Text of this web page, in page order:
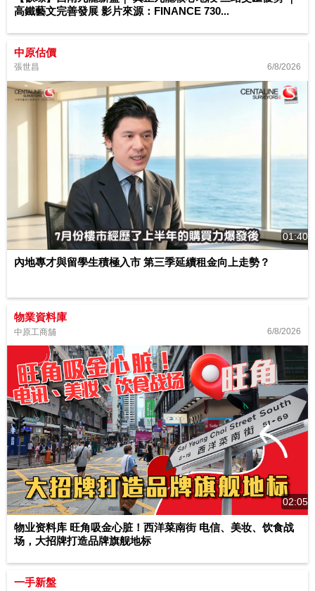
高鐵藝文完善發展 影片來源：FINANCE 730...
中原估價
張世昌 6/8/2026
01:40
內地專才與留學生積極入市 第三季延續租金向上走勢？
物業資料庫
中原工商舖 6/8/2026
02:05
物业资料库 旺角吸金心脏！西洋菜南街 电信、美妆、饮食战
场，大招牌打造品牌旗舰地标
一手新盤